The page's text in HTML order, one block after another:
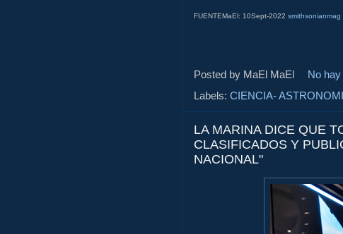
FUENTEMaEl: 10Sept-2022 smithsonianmag
Posted by MaEl MaEl
No
Labels: CIENCIA-
LA MARINA DICE QUE
CLASIFICADOS Y
NACIONAL"